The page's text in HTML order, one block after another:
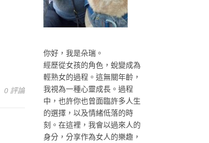
0 評論
你好，我是朵瑞。
經歷從女孩的角色，蛻變成為
輕熟女的過程。這無關年齡，
我視為一種心靈成長。過程
中，也許你也曾面臨許多人生
的選擇，以及情緒低落的時
刻。在這裡，我會以過來人的
身分，分享作為女人的樂趣，